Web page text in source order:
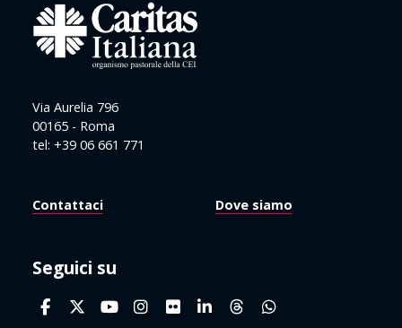
Via Aurelia 796
00165 - Roma
tel: +39 06 661 771
Contattaci Dove siamo
Seguici su